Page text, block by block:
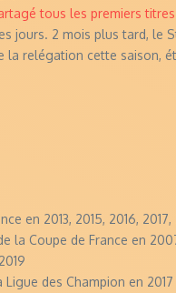
tous les premiers
jours. 2 mois plus tard, le
relégation cette saison,
en 2013, 2015, 2016, 2017,
Coupe de France en
des Champion en 2017